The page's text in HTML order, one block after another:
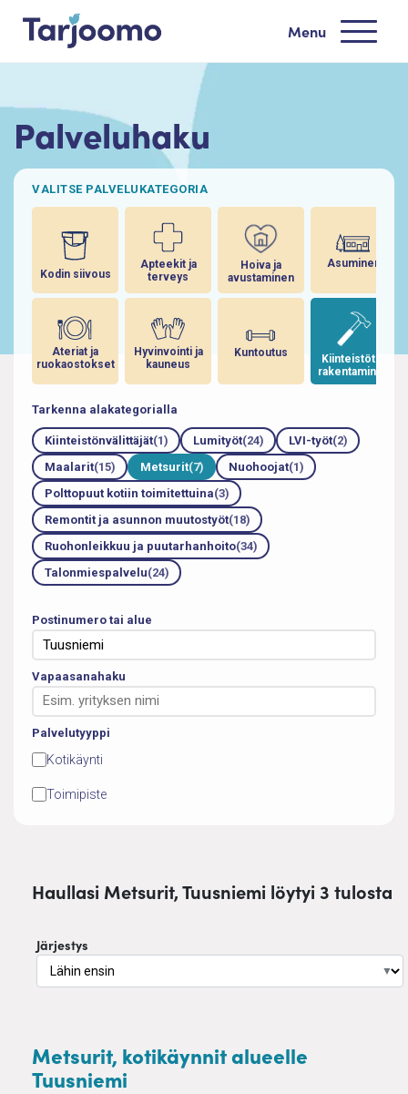
Siirry sisältöön
Tarjoomo etusivu
Menu
Palveluhaku
VALITSE PALVELUKATEGORIA
Kodin siivous
Ateriat ja
ruokaostokset
Apteekit ja
terveys
Hyvinvointi ja
kauneus
Hoiva ja
avustaminen
Kuntoutus
Asuminen
Kiinteistöt ja
rakentaminen
Tarkenna alakategorialla
Kiinteistönvälittäjät(1) Lumityöt(24) LVI-työt(2)
Maalarit(15) Metsurit(7) Nuohoojat(1)
Polttopuut kotiin toimitettuina(3)
Remontit ja asunnon muutostyöt(18)
Ruohonleikkuu ja puutarhanhoito(34)
Talonmiespalvelu(24)
Postinumero tai alue
Vapaasanahaku
Palvelutyyppi
Kotikäynti
Toimipiste
Haullasi Metsurit, Tuusniemi löytyi 3 tulosta
Järjestys
▼
Metsurit, kotikäynnit alueelle
Tuusniemi